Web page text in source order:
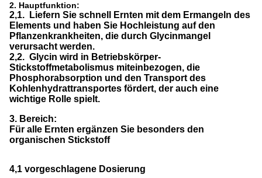
2. Hauptfunktion:
2,1.
Liefern Sie schnell Ernten mit dem Ermangeln des
Elements und haben Sie Hochleistung auf den
Pflanzenkrankheiten, die durch Glycinmangel
verursacht werden.
2,2. Glycin wird in Betriebskörper-
Stickstoffmetabolismus miteinbezogen, die
Phosphorabsorption und den Transport des
Kohlenhydrattransportes fördert, der auch eine
wichtige Rolle spielt.
3. Bereich:
Für alle Ernten ergänzen Sie besonders den
organischen Stickstoff
4,1 vorgeschlagene Dosierung